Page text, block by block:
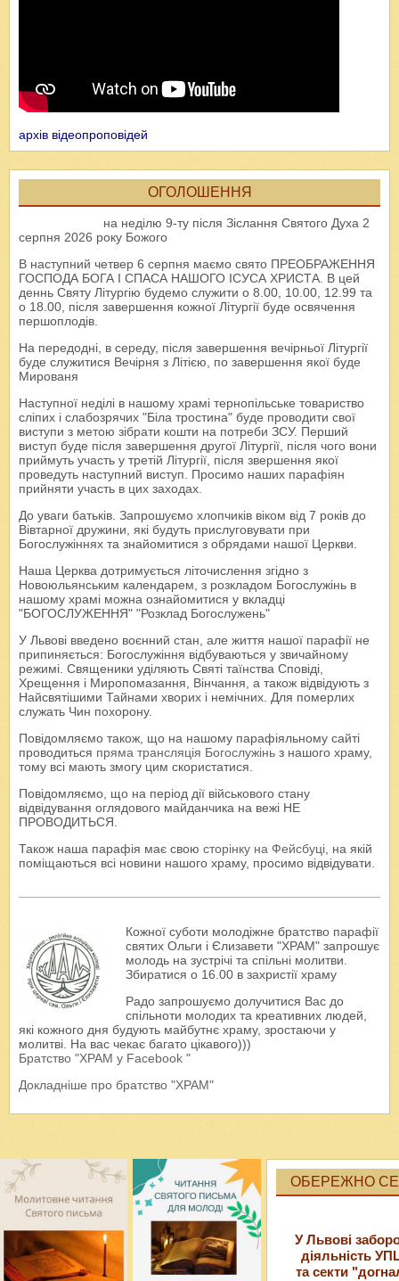
архів відеопроповідей
ОГОЛОШЕННЯ
на неділю 9-ту після Зіслання Святого Духа 2
серпня 2026 року Божого
В наступний четвер 6 серпня маємо свято ПРЕОБРАЖЕННЯ
ГОСПОДА БОГА І СПАСА НАШОГО ІСУСА ХРИСТА. В цей
деннь Святу Літургію будемо служити о 8.00, 10.00, 12.99 та
о 18.00, після завершення кожної Літургії буде освячення
першоплодів.
На передодні, в середу, після завершення вечірньої Літургії
буде служитися Вечірня з Літією, по завершення якої буде
Мированя
Наступної неділі в нашому храмі тернопільське товариство
сліпих і слабозрячих "Біла тростина" буде проводити свої
виступи з метою зібрати кошти на потреби ЗСУ. Перший
виступ буде після завершення другої Літургії, після чого вони
приймуть участь у третій Літургії, після звершення якої
проведуть наступний виступ. Просимо наших парафіян
прийняти участь в цих заходах.
До уваги батьків. Запрошуємо хлопчиків віком від 7 років до
Вівтарної дружини, які будуть прислуговувати при
Богослужіннях та знайомитися з обрядами нашої Церкви.
Наша Церква дотримується літочислення згідно з
Новоюльянським календарем, з розкладом Богослужінь в
нашому храмі можна ознайомитися у вкладці
"БОГОСЛУЖЕННЯ" "Розклад Богослужень"
У Львові введено воєнний стан, але життя нашої парафії не
припиняється: Богослужіння відбуваються у звичайному
режимі. Священики уділяють Святі таїнства Сповіді,
Хрещення і Миропомазання, Вінчання, а також відвідують з
Найсвятішими Тайнами хворих і немічних. Для померлих
служать Чин похорону.
Повідомляємо також, що на нашому парафіяльному сайті
проводиться пряма трансляція Богослужінь з нашого храму,
тому всі мають змогу цим скористатися.
Повідомляємо, що на період дії військового стану
відвідування оглядового майданчика на вежі НЕ
ПРОВОДИТЬСЯ.
Також наша парафія має свою сторінку на Фейсбуці, на якій
поміщаються всі новини нашого храму, просимо відвідувати.
Кожної суботи молодіжне братство парафії
святих Ольги і Єлизавети "ХРАМ" запрошує
молодь на зустрічі та спільні молитви.
Збиратися о 16.00 в захристії храму
Радо запрошуємо долучитися Вас до
спільноти молодих та креативних людей,
які кожного дня будують майбутнє храму, зростаючи у
молитві. На вас чекає багато цікавого)))
Братство "ХРАМ у Facebook "
Докладніше про братство "ХРАМ"
ОБЕРЕЖНО
У Львові
діяльність
та секти